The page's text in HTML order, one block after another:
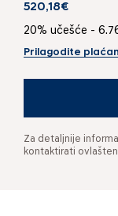
520,18€
20% učešće -
Prilagodite
Za detaljnije
kontaktirati